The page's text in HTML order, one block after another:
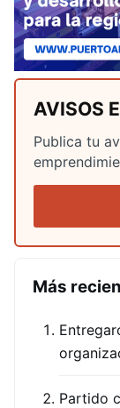
AVISOS
Publica tu
Más
Partido